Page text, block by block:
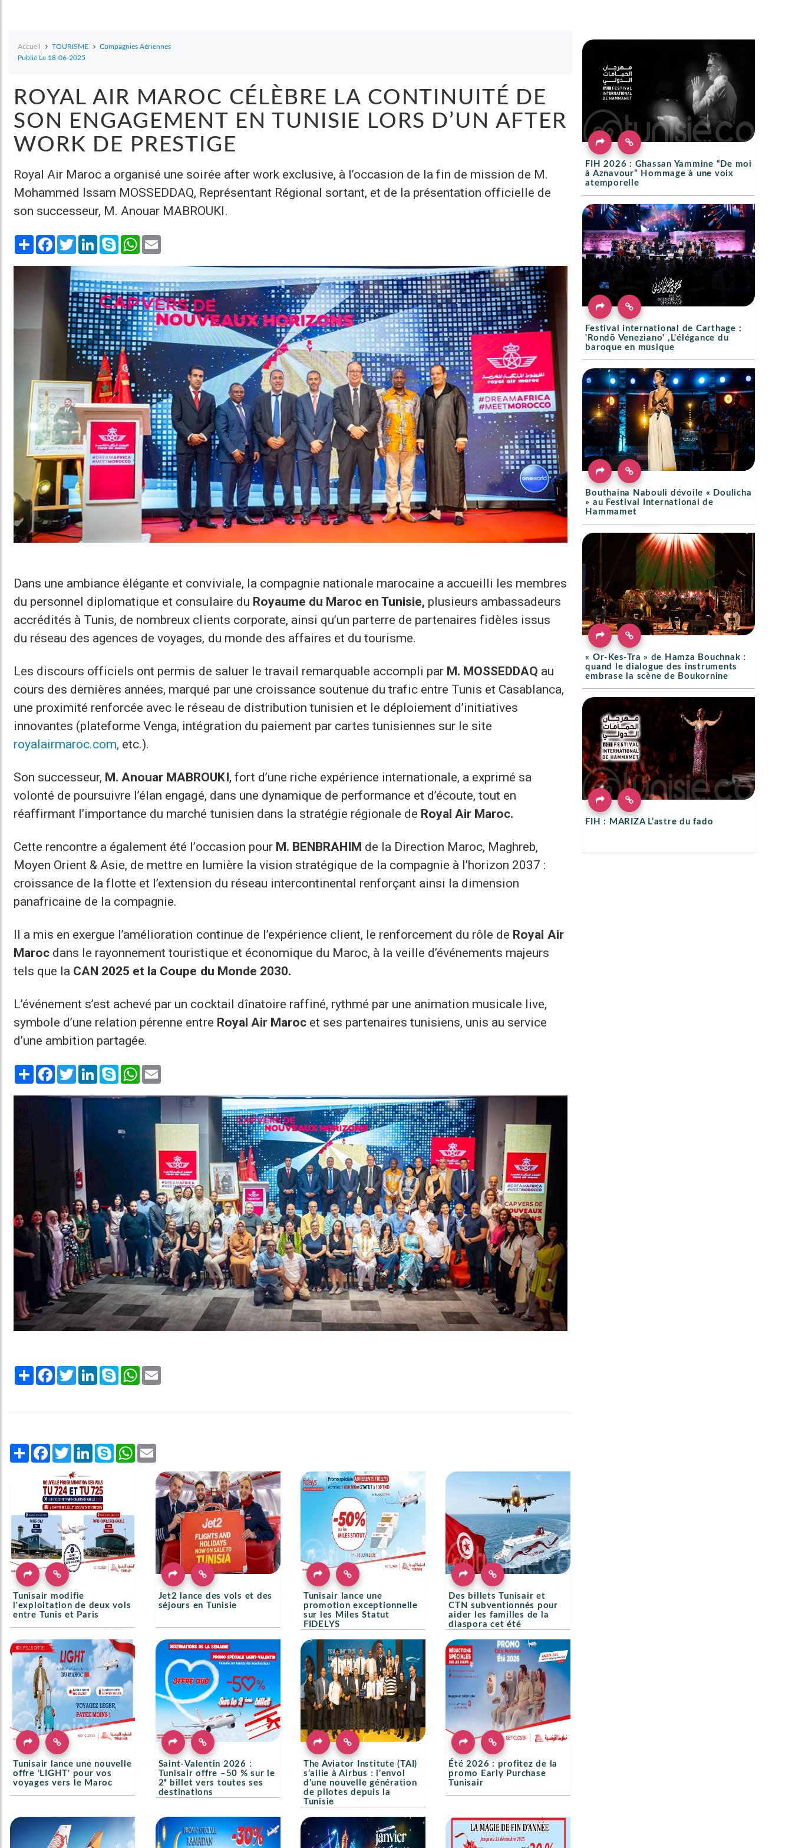
Accueil TOURISME
Compagnies Aériennes
Publié Le 18-06-2025
ROYAL AIR MAROC CÉLÈBRE LA CONTINUITÉ DE
SON ENGAGEMENT EN TUNISIE LORS D’UN AFTER
WORK DE PRESTIGE
Royal Air Maroc a organisé une soirée after work exclusive, à l’occasion de la fin de mission de M.
Mohammed Issam MOSSEDDAQ, Représentant Régional sortant, et de la présentation officielle de
son successeur, M. Anouar MABROUKI.
Share Facebook
TwitterLinkedInSkype WhatsApp
Dans une ambiance élégante et conviviale, la compagnie nationale marocaine a accueilli les membres
du personnel diplomatique et consulaire du Royaume du Maroc en Tunisie, plusieurs ambassadeurs
accrédités à Tunis, de nombreux clients corporate, ainsi qu’un parterre de partenaires fidèles issus
du réseau des agences de voyages, du monde des affaires et du tourisme.
Les discours officiels ont permis de saluer le travail remarquable accompli par M. MOSSEDDAQ au
cours des dernières années, marqué par une croissance soutenue du trafic entre Tunis et Casablanca,
une proximité renforcée avec le réseau de distribution tunisien et le déploiement d’initiatives
innovantes (plateforme Venga, intégration du paiement par cartes tunisiennes sur le site
royalairmaroc.com, etc.).
Son successeur, M. Anouar MABROUKI, fort d’une riche expérience internationale, a exprimé sa
volonté de poursuivre l’élan engagé, dans une dynamique de performance et d’écoute, tout en
réaffirmant l’importance du marché tunisien dans la stratégie régionale de Royal Air Maroc.
Cette rencontre a également été l’occasion pour M. BENBRAHIM de la Direction Maroc, Maghreb,
Moyen Orient & Asie, de mettre en lumière la vision stratégique de la compagnie à l’horizon 2037 :
croissance de la flotte et l’extension du réseau intercontinental renforçant ainsi la dimension
panafricaine de la compagnie.
Il a mis en exergue l’amélioration continue de l’expérience client, le renforcement du rôle de Royal Air
Maroc dans le rayonnement touristique et économique du Maroc, à la veille d’événements majeurs
tels que la CAN 2025 et la Coupe du Monde 2030.
L’événement s’est achevé par un cocktail dînatoire raffiné, rythmé par une animation musicale live,
symbole d’une relation pérenne entre Royal Air Maroc et ses partenaires tunisiens, unis au service
d’une ambition partagée.
Share Facebook
TwitterLinkedInSkype WhatsApp
Share Facebook
TwitterLinkedInSkype WhatsApp
Share Facebook
TwitterLinkedInSkype WhatsApp
Tunisair modifie
l'exploitation de deux vols
entre Tunis et Paris
Jet2 lance des vols et des
séjours en Tunisie
Tunisair lance une
promotion exceptionnelle
sur les Miles Statut
FIDELYS
Des billets Tunisair et
CTN subventionnés pour
aider les familles de la
diaspora cet été
Tunisair lance une nouvelle
offre 'LIGHT' pour vos
voyages vers le Maroc
Saint-Valentin 2026 :
Tunisair offre –50 % sur le
2ᵉ billet vers toutes ses
destinations
The Aviator Institute (TAI)
s’allie à Airbus : l’envol
d’une nouvelle génération
de pilotes depuis la
Tunisie
Été 2026 : profitez de la
promo Early Purchase
Tunisair
FIH 2026 : Ghassan Yammine “De moi
à Aznavour” Hommage à une voix
atemporelle
Festival international de Carthage :
'Rondō Veneziano' ,L'élégance du
baroque en musique
Bouthaina Nabouli dévoile « Doulicha
» au Festival International de
Hammamet
« Or-Kes-Tra » de Hamza Bouchnak :
quand le dialogue des instruments
embrase la scène de Boukornine
FIH : MARIZA L’astre du fado